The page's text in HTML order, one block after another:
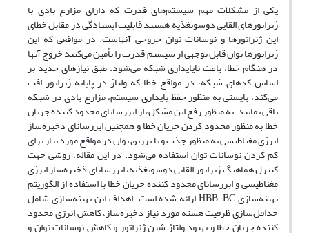
یکی از مشکلات مهم سیستم‌های قدرت که دارای مزارع بادی با
ژنراتورهای القایی دوسوتغذیه هستند قابلیت ایستادگی در مقابل خطای
این ژنراتورها و نوسانات توان خروجی آنهاست. در مواقعی که این
ژنراتورها توان قابل توجهی از سیستم قدرت را تأمین می‌کنند خروج آنها
در هنگام خطا، باعث ناپایداری شبکه می‌شود. طبق نیازهای جدید بر
اساس کدهای شبکه، در مواقع خطا که ولتاژ در پایانه ژنراتور افت
می‌کند، بایستی به منظور حفظ پایداری سیستم، مزارع بادی در شبکه
باقی بمانند. به منظور رفع این مشکل، از ابررسانای محدود کننده جریان
خطا به منظور محدود کردن جریان خطا و همچنین ابررسانای ذخیره‌ساز
انرژی مغناطیسی به منظور جذب و یا تزریق توان در مواقع مورد نیاز برای
کم کردن نوسانات توان استفاده می‌شود. در این مقاله، روشی جهت
کنترل هماهنگ ژنراتور القایی دوسوتغذیه، ابررسانای ذخیره‌ساز انرژی
مغناطیسی و ابررسانای محدود کننده جریان خطا با استفاده از الگوریتم
بهینه‌سازی HBB-BC ارائه شده است. اهداف این بهینه‌سازی شامل
حداقل‌سازی ظرفیت هسته مورد نیاز ذخیره‌ساز، کاهش انرژی محدود
کننده جریان خطا و بهبود ولتاژ شین ژنراتور و کاهش نوسانات توان و